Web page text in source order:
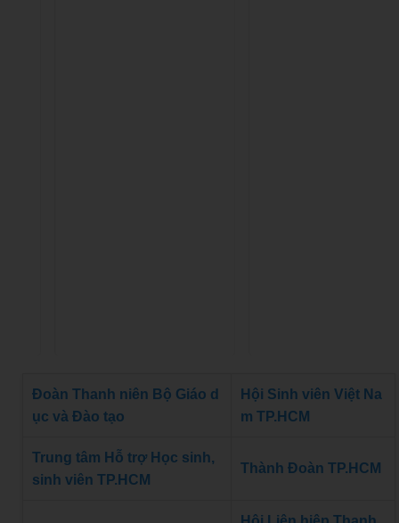
Đoàn Thanh niên Bộ Giáo d
ục và Đào tạo
Hội Sinh viên Việt Na
m TP.HCM
Trung tâm Hỗ trợ Học sinh,
sinh viên TP.HCM
Thành Đoàn TP.HCM